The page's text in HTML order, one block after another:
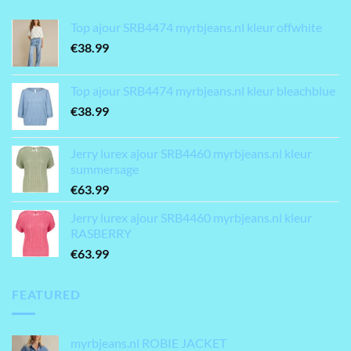
Top ajour SRB4474 myrbjeans.nl kleur offwhite
€38.99
Top ajour SRB4474 myrbjeans.nl kleur bleachblue
€38.99
Jerry lurex ajour SRB4460 myrbjeans.nl kleur
summersage
€63.99
Jerry lurex ajour SRB4460 myrbjeans.nl kleur
RASBERRY
€63.99
FEATURED
myrbjeans.nl ROBIE JACKET